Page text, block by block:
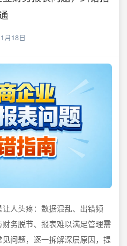
月18日
人头疼：数据混乱、出错频
务脱节、报表难以满足管理需
问题，逐一拆解深层原因，提